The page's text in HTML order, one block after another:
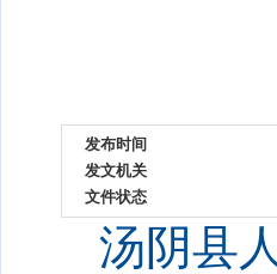
发布时间
发文机关
文件状态
汤阴县